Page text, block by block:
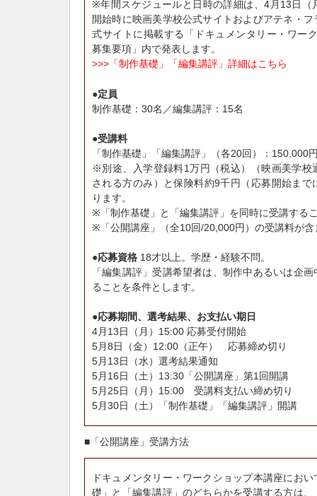
※年間スケジュールと日時の詳細は、4月13日（
開始時に映画美学校公式サイトおよびアテネ・
式サイトに掲載する「ドキュメンタリー・ワー
募集要項」内で発表します。
>>>「制作基礎」「編集講評」詳細はこちら
●定員
制作基礎：30名／編集講評：15名
●受講料
「制作基礎」「編集講評」（各20回）：150,000
※別途、入学登録料1万円（税込）（映画美学校
される方のみ）と保険料約9千円（応募開始まで
ります。
※「制作基礎」と「編集講評」を同時に受講する
※「公開講座」（全10回/20,000円）の受講料が含
●応募資格 18才以上。学歴・経験不問。
「編集講評」受講希望者は、制作中あるいは企
ることを条件とします。
●応募期間、選考結果、お支払い期日
4月13日（月）15:00 応募受付開始
5月8日（金）12:00（正午） 応募締め切り
5月13日（水）選考結果通知
5月16日（土）13:30「公開講座」第1回開講
5月25日（月）15:00 受講料支払い締め切り
5月30日（土）「制作基礎」「編集講評」開講
■「公開講座」受講方法
ドキュメンタリー・ワークショップ本講座にお
礎」と「編集講評」のどちらかを受講する方は